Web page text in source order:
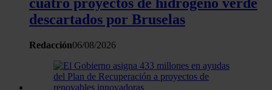
partir del uso que haya hecho de sus servicios.
descartados por Bruselas
Redacción06/08/2026